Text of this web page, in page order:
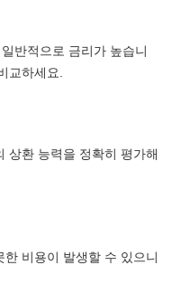
반적으로 금리가 높습니
교하세요.
상환 능력을 정확히 평가해
비용이 발생할 수 있으니